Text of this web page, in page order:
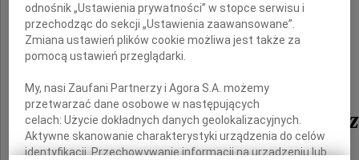
Macieja
odnośnik „Ustawienia prywatności” w stopce serwisu i
przechodząc do sekcji „Ustawienia zaawansowane”.
Zmiana ustawień plików cookie możliwa jest także za
pomocą ustawień przeglądarki.
My, nasi Zaufani Partnerzy i Agora S.A. możemy
przetwarzać dane osobowe w następujących
celach:Użycie dokładnych danych geolokalizacyjnych.
Aktywne skanowanie charakterystyki urządzenia do celów
identyfikacji. Przechowywanie informacji na urządzeniu lub